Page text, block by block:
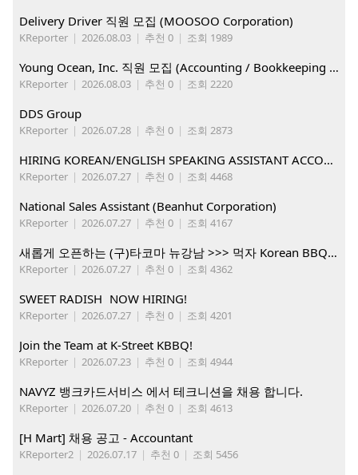
Delivery Driver 직원 모집 (MOOSOO Corporation)
KReporter | 2026.08.03 | 추천 0 | 조회 1989
Young Ocean, Inc. 직원 모집 (Accounting / Bookkeeping 분야)
KReporter | 2026.08.03 | 추천 0 | 조회 2220
DDS Group
KReporter | 2026.07.28 | 추천 0 | 조회 2873
HIRING KOREAN/ENGLISH SPEAKING ASSISTANT ACCOUNT MANAGER
KReporter | 2026.07.27 | 추천 0 | 조회 4468
National Sales Assistant (Beanhut Corporation)
KReporter | 2026.07.27 | 추천 0 | 조회 4167
새롭게 오픈하는 (구)타코마 뉴강남 >>> 먹자 Korean BBQ 구인중
KReporter | 2026.07.27 | 추천 0 | 조회 4362
SWEET RADISH NOW HIRING!
KReporter | 2026.07.27 | 추천 0 | 조회 4201
Join the Team at K-Street KBBQ!
KReporter | 2026.07.23 | 추천 0 | 조회 4944
NAVYZ 뱅크카드서비스 에서 테크니션을 채용 합니다.
KReporter | 2026.07.20 | 추천 0 | 조회 4613
[H Mart] 채용 공고 - Accountant
KReporter2 | 2026.07.17 | 추천 0 | 조회 5456